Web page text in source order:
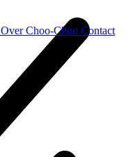
Over Choo-Choo Contact